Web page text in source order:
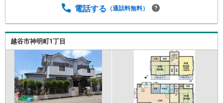
電話する （通話料無料）
越谷市神明町1丁目